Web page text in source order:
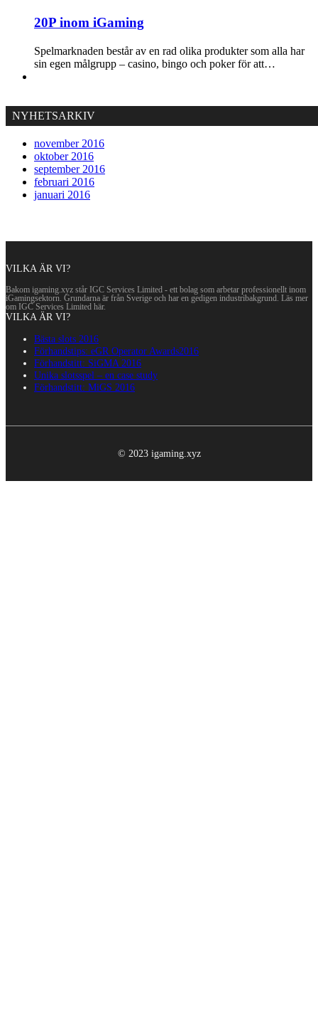
20P inom iGaming
Spelmarknaden består av en rad olika produkter som alla har
sin egen målgrupp – casino, bingo och poker för att…
NYHETSARKIV
november 2016
oktober 2016
september 2016
februari 2016
januari 2016
VILKA ÄR VI?
Bakom igaming.xyz står IGC Services Limited - ett bolag som arbetar professionellt inom
iGamingsektorn. Grundarna är från Sverige och har en gedigen industribakgrund. Läs mer
om IGC Services Limited här.
VILKA ÄR VI?
Bästa slots 2016
Förhandstips: eGR Operator Awards2016
Förhandstitt: SiGMA 2016
Unika slotsspel – en case study
Förhandstitt: MiGS 2016
© 2023 igaming.xyz